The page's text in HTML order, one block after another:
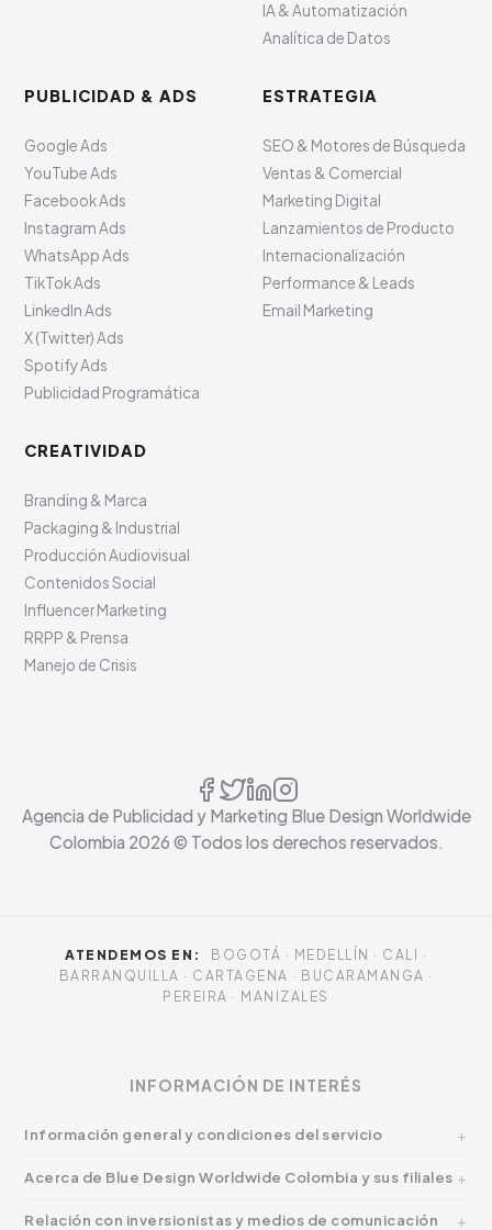
IA & Automatización
Analítica de Datos
PUBLICIDAD & ADS
Google Ads
YouTube Ads
Facebook Ads
Instagram Ads
WhatsApp Ads
TikTok Ads
LinkedIn Ads
X (Twitter) Ads
Spotify Ads
Publicidad Programática
ESTRATEGIA
SEO & Motores de Búsqueda
Ventas & Comercial
Marketing Digital
Lanzamientos de Producto
Internacionalización
Performance & Leads
Email Marketing
CREATIVIDAD
Branding & Marca
Packaging & Industrial
Producción Audiovisual
Contenidos Social
Influencer Marketing
RRPP & Prensa
Manejo de Crisis
Agencia de Publicidad y Marketing Blue Design Worldwide
Colombia 2026 © Todos los derechos reservados.
ATENDEMOS EN:
BOGOTÁ · MEDELLÍN · CALI ·
BARRANQUILLA · CARTAGENA · BUCARAMANGA ·
PEREIRA · MANIZALES
INFORMACIÓN DE INTERÉS
Información general y condiciones del servicio
Acerca de Blue Design Worldwide Colombia y sus filiales
Relación con inversionistas y medios de comunicación